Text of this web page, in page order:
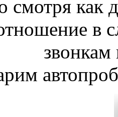
смотря как
в
звонкам